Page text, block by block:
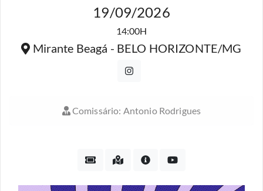
19/09/2026
14:00H
Mirante Beagá - BELO HORIZONTE/MG
Comissário: Antonio Rodrigues